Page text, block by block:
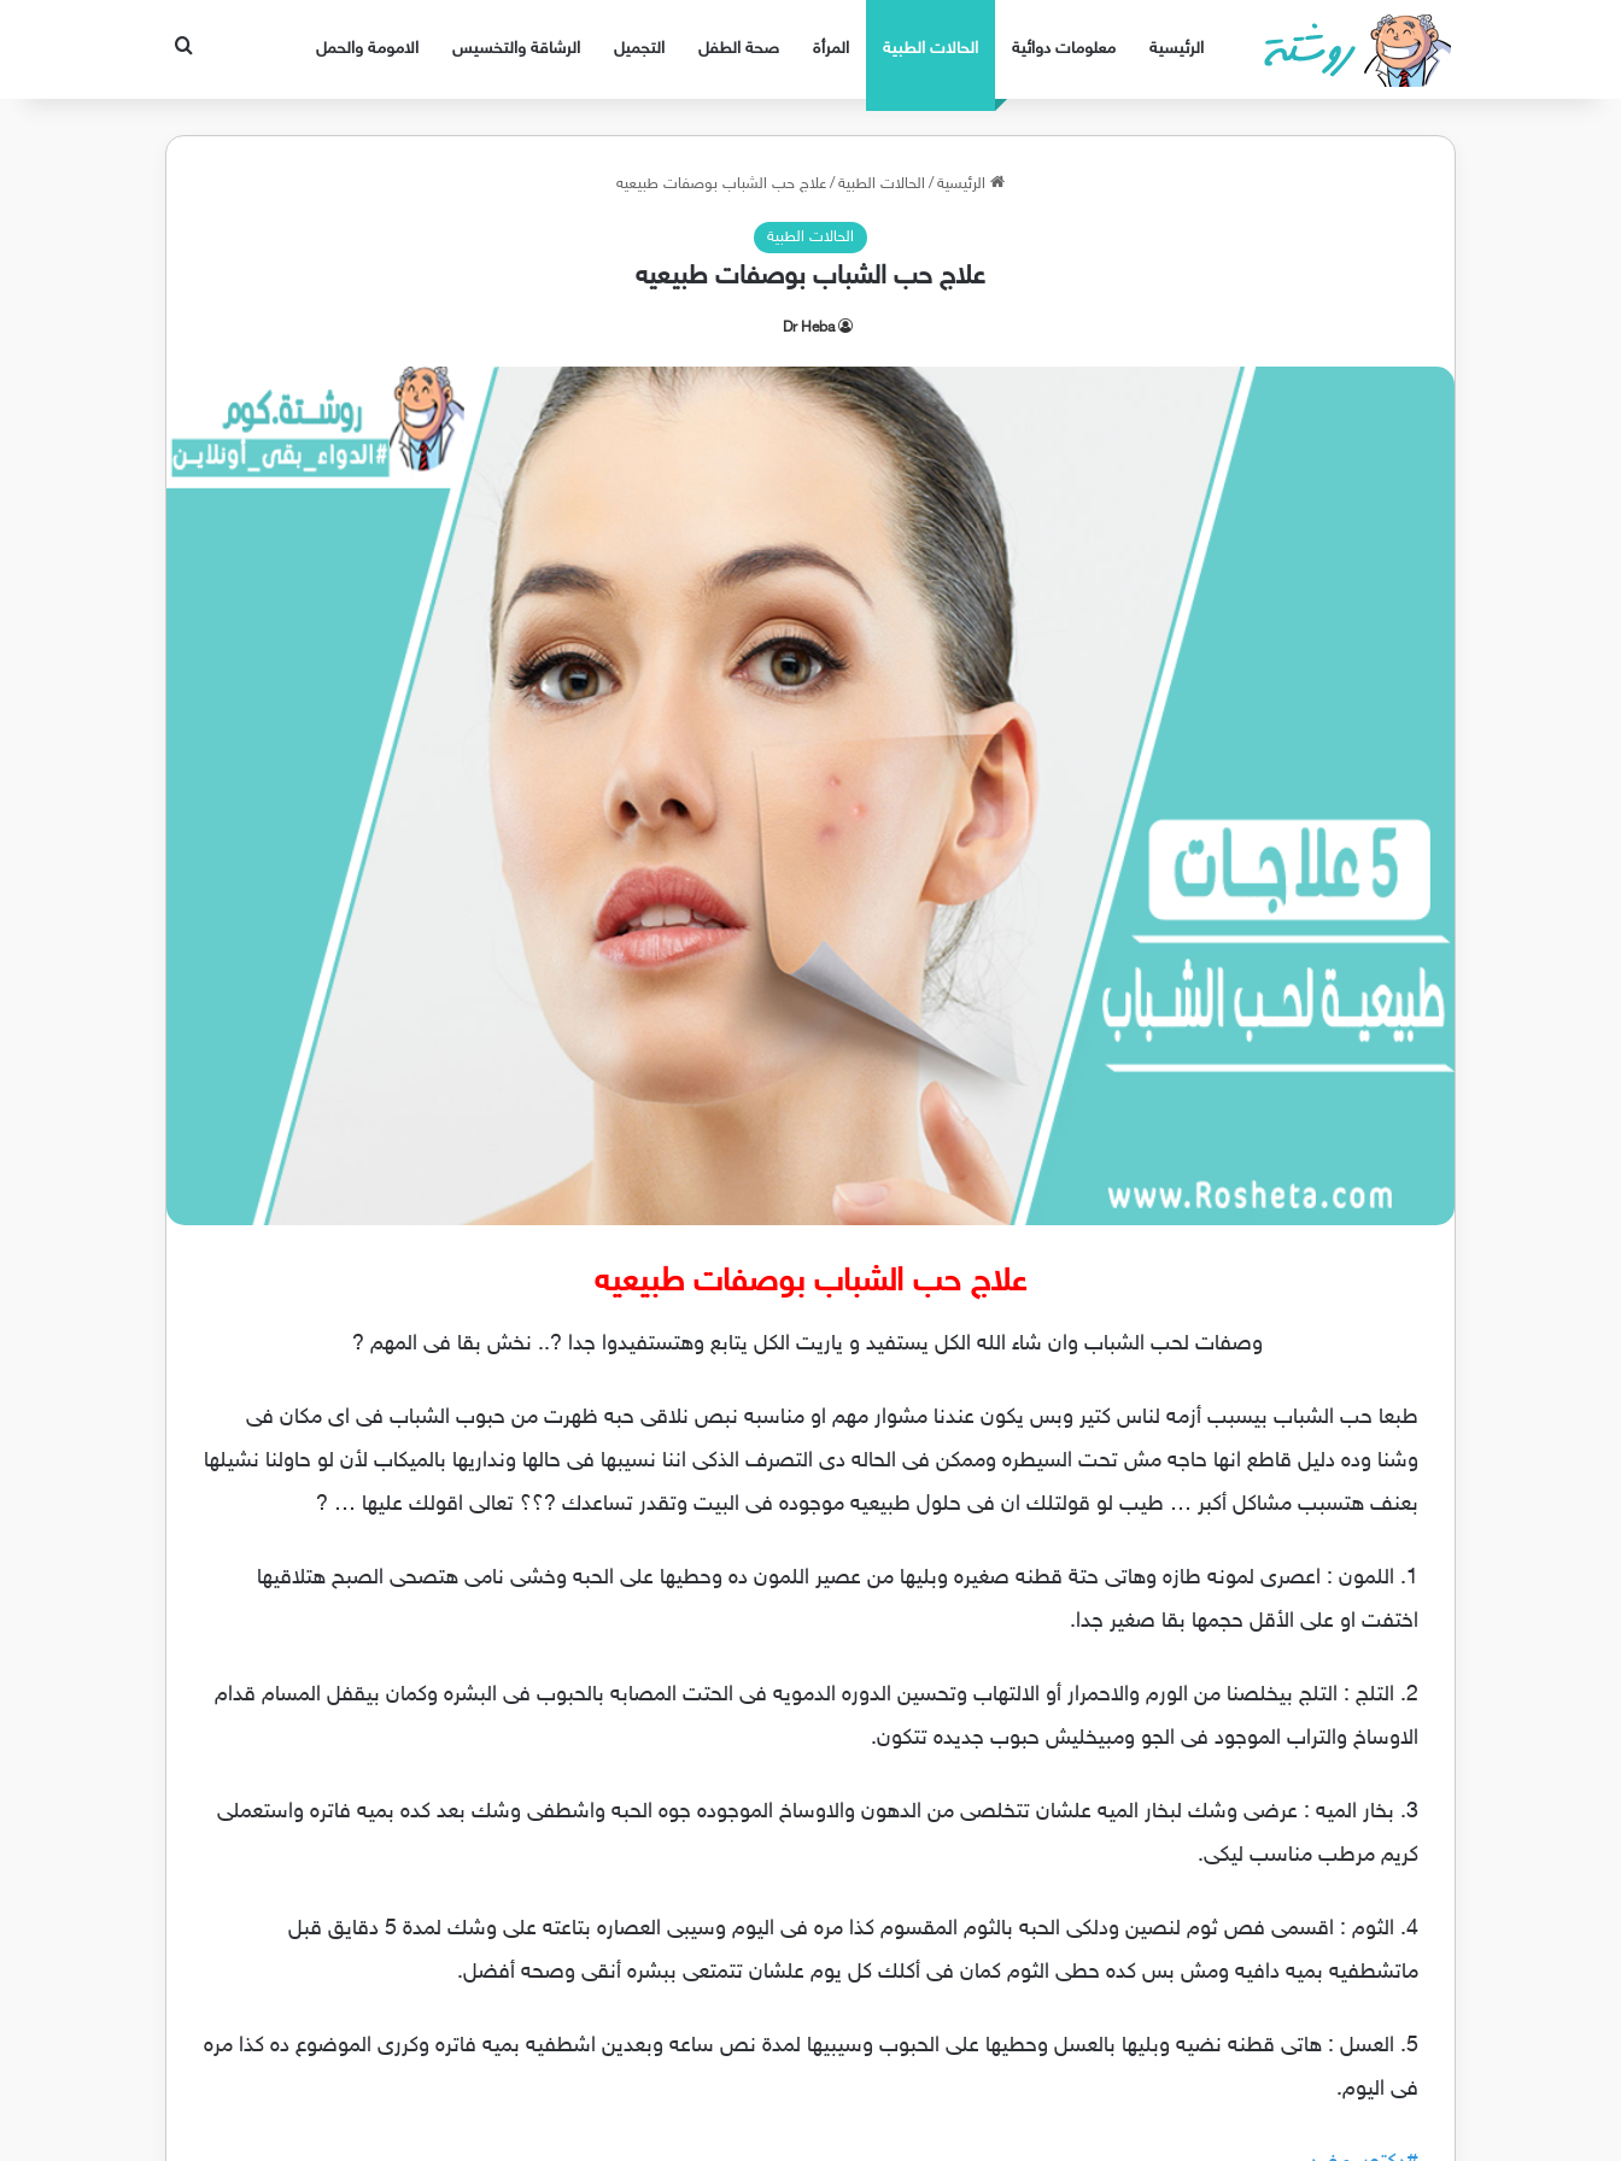
الرئيسية معلومات دوائية الحالات الطبية المرأة صحة الطفل التجميل الرشاقة والتخسيس الامومة والحمل
الرئيسية/ الحالات الطبية/علاج حب الشباب بوصفات طبيعيه
الحالات الطبية
علاج حب الشباب بوصفات طبيعيه
Dr Heba
علاج حب الشباب بوصفات طبيعيه
وصفات لحب الشباب وان شاء الله الكل يستفيد و ياريت الكل يتابع وهتستفيدوا جدا ?.. نخش بقا فى المهم ?
طبعا حب الشباب بيسبب أزمه لناس كتير وبس يكون عندنا مشوار مهم او مناسبه نبص نلاقى حبه ظهرت من حبوب الشباب فى اى مكان فى
وشنا وده دليل قاطع انها حاجه مش تحت السيطره وممكن فى الحاله دى التصرف الذكى اننا نسيبها فى حالها ونداريها بالميكاب لأن لو حاولنا نشيلها
بعنف هتسبب مشاكل أكبر … طيب لو قولتلك ان فى حلول طبيعيه موجوده فى البيت وتقدر تساعدك ?؟؟ تعالى اقولك عليها … ?
1. اللمون : اعصرى لمونه طازه وهاتى حتة قطنه صغيره وبليها من عصير اللمون ده وحطيها على الحبه وخشى نامى هتصحى الصبح هتلاقيها
اختفت او على الأقل حجمها بقا صغير جدا.
2. التلج : التلج بيخلصنا من الورم والاحمرار أو الالتهاب وتحسين الدوره الدمويه فى الحتت المصابه بالحبوب فى البشره وكمان بيقفل المسام قدام
الاوساخ والتراب الموجود فى الجو ومبيخليش حبوب جديده تتكون.
3. بخار الميه : عرضى وشك لبخار الميه علشان تتخلصى من الدهون والاوساخ الموجوده جوه الحبه واشطفى وشك بعد كده بميه فاتره واستعملى
كريم مرطب مناسب ليكى.
4. الثوم : اقسمى فص ثوم لنصين ودلكى الحبه بالثوم المقسوم كذا مره فى اليوم وسيبى العصاره بتاعته على وشك لمدة 5 دقايق قبل
ماتشطفيه بميه دافيه ومش بس كده حطى الثوم كمان فى أكلك كل يوم علشان تتمتعى ببشره أنقى وصحه أفضل.
5. العسل : هاتى قطنه نضيه وبليها بالعسل وحطيها على الحبوب وسيبيها لمدة نص ساعه وبعدين اشطفيه بميه فاتره وكررى الموضوع ده كذا مره
فى اليوم.